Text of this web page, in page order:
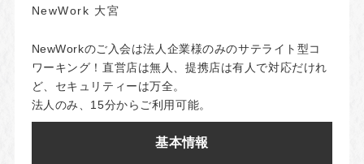
NewWork 大宮
NewWorkのご入会は法人企業様のみのサテライト型コ
ワーキング！直営店は無人、提携店は有人で対応だけれ
ど、セキュリティーは万全。
法人のみ、15分からご利用可能。
基本情報